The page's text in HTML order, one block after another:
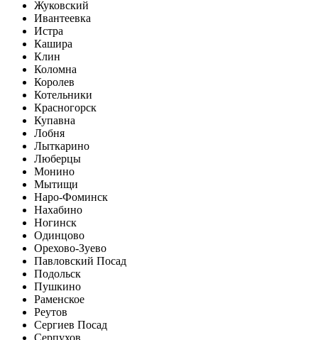
Жуковский
Ивантеевка
Истра
Кашира
Клин
Коломна
Королев
Котельники
Красногорск
Купавна
Лобня
Лыткарино
Люберцы
Монино
Мытищи
Наро-Фоминск
Нахабино
Ногинск
Одинцово
Орехово-Зуево
Павловский Посад
Подольск
Пушкино
Раменское
Реутов
Сергиев Посад